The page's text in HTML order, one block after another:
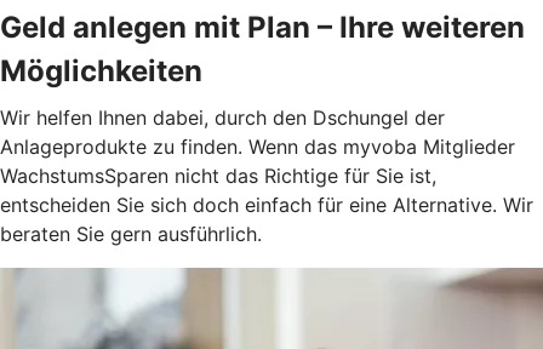
Geld anlegen mit Plan – Ihre weiteren
Möglichkeiten
Wir helfen Ihnen dabei, durch den Dschungel der
Anlageprodukte zu finden. Wenn das myvoba Mitglieder
WachstumsSparen nicht das Richtige für Sie ist,
entscheiden Sie sich doch einfach für eine Alternative. Wir
beraten Sie gern ausführlich.